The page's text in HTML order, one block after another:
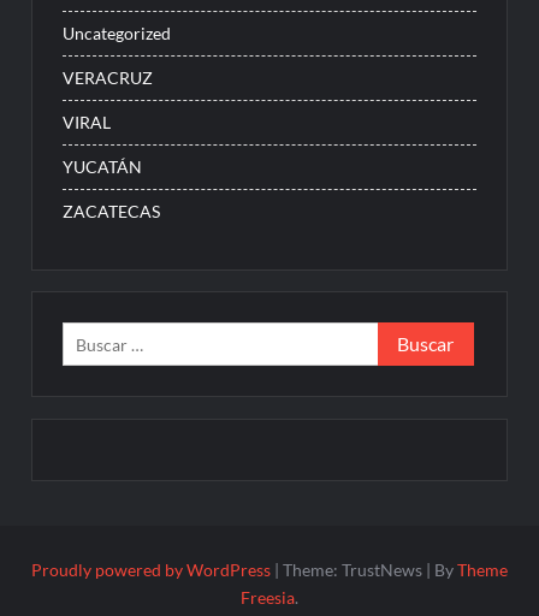
Uncategorized
VERACRUZ
VIRAL
YUCATÁN
ZACATECAS
Buscar:
Proudly powered by WordPress | Theme: TrustNews | ByTheme
Freesia.